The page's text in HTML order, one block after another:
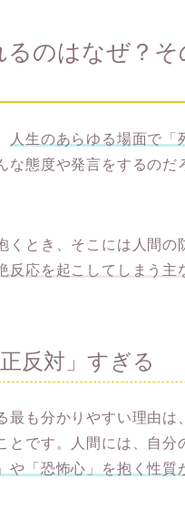
のはなぜ？
人生のあらゆる場面で「
な態度や発言をするのだ
とき、そこには人間の
反応を起こしてしまう主
反対」すぎる
も分かりやすい理由は
とです。人間には、自分
や「恐怖心」を抱く性質